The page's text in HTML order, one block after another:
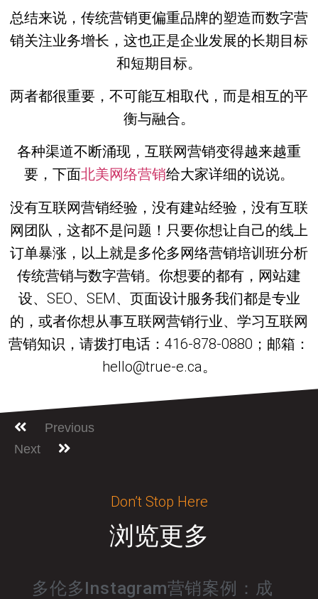
总结来说，传统营销更偏重品牌的塑造而数字营
销关注业务增长，这也正是企业发展的长期目标
和短期目标。
两者都很重要，不可能互相取代，而是相互的平
衡与融合。
各种渠道不断涌现，互联网营销变得越来越重
要，下面北美网络营销给大家详细的说说。
没有互联网营销经验，没有建站经验，没有互联
网团队，这都不是问题！只要你想让自己的线上
订单暴涨，以上就是多伦多网络营销培训班分析
传统营销与数字营销。你想要的都有，网站建
设、SEO、SEM、页面设计服务我们都是专业
的，或者你想从事互联网营销行业、学习互联网
营销知识，请拨打电话：416-878-0880；邮箱：
hello@true-e.ca。
Previous
Next
Don’t Stop Here
浏览更多
多伦多Instagram营销案例：成